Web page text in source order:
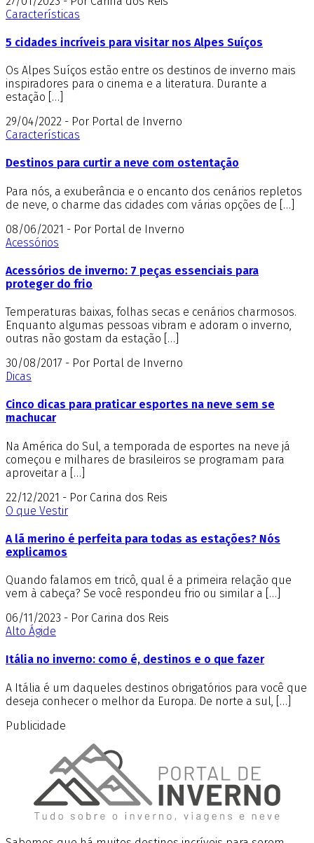
Características
5 cidades incríveis para visitar nos Alpes Suíços
Os Alpes Suíços estão entre os destinos de inverno mais
inspiradores para o cinema e a literatura. Durante a
estação […]
29/04/2022 - Por Portal de Inverno
Características
Destinos para curtir a neve com ostentação
Para nós, a exuberância e o encanto dos cenários repletos
de neve, o charme das cidades com várias opções de […]
08/06/2021 - Por Portal de Inverno
Acessórios
Acessórios de inverno: 7 peças essenciais para
proteger do frio
Temperaturas baixas, folhas secas e cenários charmosos.
Enquanto algumas pessoas vibram e adoram o inverno,
outras não gostam da estação […]
30/08/2017 - Por Portal de Inverno
Dicas
Cinco dicas para praticar esportes na neve sem se
machucar
Na América do Sul, a temporada de esportes na neve já
começou e milhares de brasileiros se programam para
aproveitar a […]
22/12/2021 - Por Carina dos Reis
O que Vestir
A lã merino é perfeita para todas as estações? Nós
explicamos
Quando falamos em tricô, qual é a primeira relação que
vem à cabeça? Se você respondeu frio ou similar a […]
06/11/2023 - Por Carina dos Reis
Alto Ágide
Itália no inverno: como é, destinos e o que fazer
A Itália é um daqueles destinos obrigatórios para você que
deseja conhecer o melhor da Europa. De norte a sul, […]
Publicidade